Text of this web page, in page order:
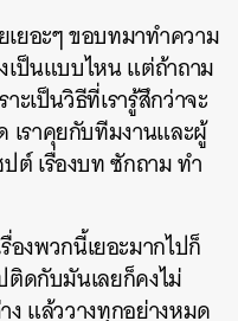
เยอะๆ ขอบทมาทำความ
เป็นแบบไหน แต่ถ้าถาม
ะเป็นวิธีที่เรารู้สึกว่าจะ
เราคุยกับทีมงานและผู้
ต์ เรื่องบท ซักถาม ทำ
องพวกนี้เยอะมากไปก็
ติดกับมันเลยก็คงไม่
ง แล้ววางทุกอย่างหมด